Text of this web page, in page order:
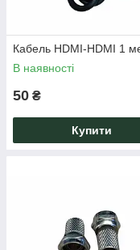
Кабель HDMI-HDMI 1
В наявності
50 ₴
Купити